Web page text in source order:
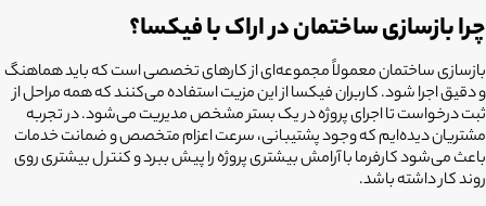
چرا بازسازی ساختمان در اراک با فیکسا؟
بازسازی ساختمان معمولاً مجموعه‌ای از کارهای تخصصی است که باید هماهنگ
و دقیق اجرا شود. کاربران فیکسا از این مزیت استفاده می‌کنند که همه مراحل از
ثبت درخواست تا اجرای پروژه در یک بستر مشخص مدیریت می‌شود. در تجربه
مشتریان دیده‌ایم که وجود پشتیبانی، سرعت اعزام متخصص و ضمانت خدمات
باعث می‌شود کارفرما با آرامش بیشتری پروژه را پیش ببرد و کنترل بیشتری روی
روند کار داشته باشد.